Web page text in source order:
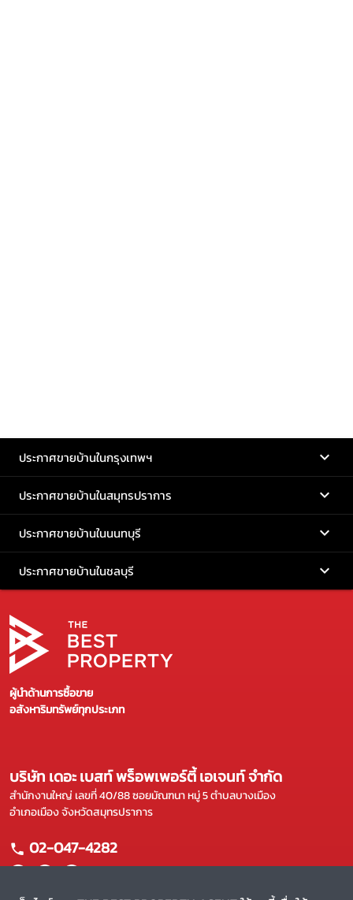
ประกาศขายบ้านในกรุงเทพฯ
ประกาศขายบ้านในสมุทรปราการ
ประกาศขายบ้านในนนทบุรี
ประกาศขายบ้านในชลบุรี
ผู้นำด้านการซื้อขาย
อสังหาริมทรัพย์ทุกประเภท
บริษัท เดอะ เบสท์ พร็อพเพอร์ตี้ เอเจนท์ จำกัด
สำนักงานใหญ่ เลขที่ 40/88 ซอยมัณฑนา หมู่ 5 ตำบลบางเมือง
อำเภอเมือง จังหวัดสมุทรปราการ
02-047-4282